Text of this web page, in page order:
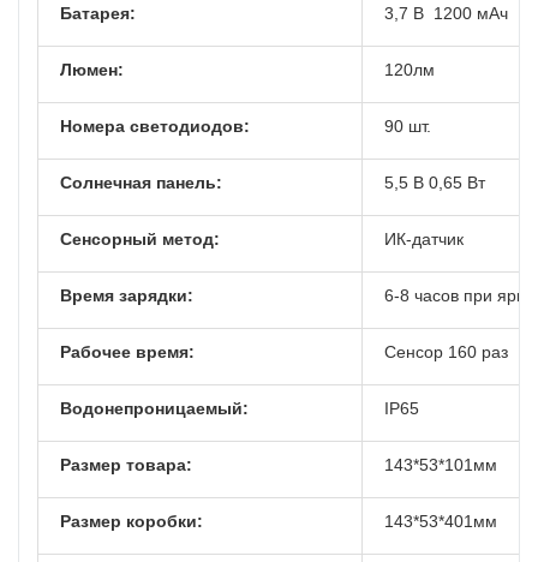
Батарея: 3,7 В 1200 мАч
Люмен: 120лм
Номера светодиодов: 90 шт.
Солнечная панель: 5,5 В 0,65 Вт
Сенсорный метод: ИК-датчик
Время зарядки: 6-8 часов при
Рабочее время: Сенсор 160 раз
Водонепроницаемый: IP65
Размер товара: 143*53*101мм
Размер коробки: 143*53*401мм